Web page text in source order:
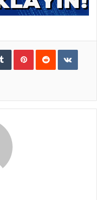
Tumblr Pinterest Reddit